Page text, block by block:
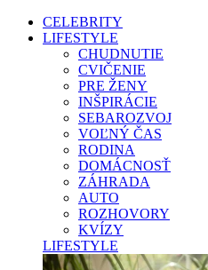
CELEBRITY
LIFESTYLE
CHUDNUTIE
CVIČENIE
PRE ŽENY
INŠPIRÁCIE
SEBAROZVOJ
VOĽNÝ ČAS
RODINA
DOMÁCNOSŤ
ZÁHRADA
AUTO
ROZHOVORY
KVÍZY
LIFESTYLE